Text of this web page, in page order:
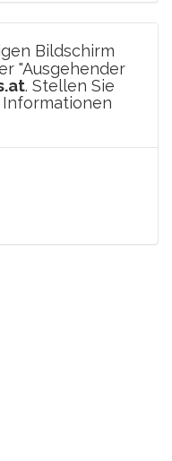
Bildschirm
"Ausgehender
. Stellen Sie